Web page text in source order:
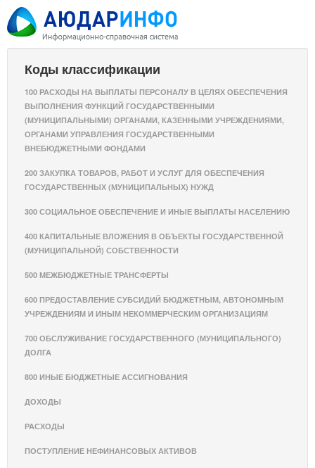
Коды классификации
100 РАСХОДЫ НА ВЫПЛАТЫ ПЕРСОНАЛУ В ЦЕЛЯХ ОБЕСПЕЧЕНИЯ
ВЫПОЛНЕНИЯ ФУНКЦИЙ ГОСУДАРСТВЕННЫМИ
(МУНИЦИПАЛЬНЫМИ) ОРГАНАМИ, КАЗЕННЫМИ УЧРЕЖДЕНИЯМИ,
ОРГАНАМИ УПРАВЛЕНИЯ ГОСУДАРСТВЕННЫМИ
ВНЕБЮДЖЕТНЫМИ ФОНДАМИ
200 ЗАКУПКА ТОВАРОВ, РАБОТ И УСЛУГ ДЛЯ ОБЕСПЕЧЕНИЯ
ГОСУДАРСТВЕННЫХ (МУНИЦИПАЛЬНЫХ) НУЖД
300 СОЦИАЛЬНОЕ ОБЕСПЕЧЕНИЕ И ИНЫЕ ВЫПЛАТЫ НАСЕЛЕНИЮ
400 КАПИТАЛЬНЫЕ ВЛОЖЕНИЯ В ОБЪЕКТЫ ГОСУДАРСТВЕННОЙ
(МУНИЦИПАЛЬНОЙ) СОБСТВЕННОСТИ
500 МЕЖБЮДЖЕТНЫЕ ТРАНСФЕРТЫ
600 ПРЕДОСТАВЛЕНИЕ СУБСИДИЙ БЮДЖЕТНЫМ, АВТОНОМНЫМ
УЧРЕЖДЕНИЯМ И ИНЫМ НЕКОММЕРЧЕСКИМ ОРГАНИЗАЦИЯМ
700 ОБСЛУЖИВАНИЕ ГОСУДАРСТВЕННОГО (МУНИЦИПАЛЬНОГО)
ДОЛГА
800 ИНЫЕ БЮДЖЕТНЫЕ АССИГНОВАНИЯ
ДОХОДЫ
РАСХОДЫ
ПОСТУПЛЕНИЕ НЕФИНАНСОВЫХ АКТИВОВ